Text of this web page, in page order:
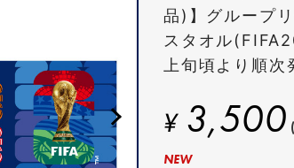
品)】グループ
スタオル
上旬頃より順次
¥ 3,500
NEW